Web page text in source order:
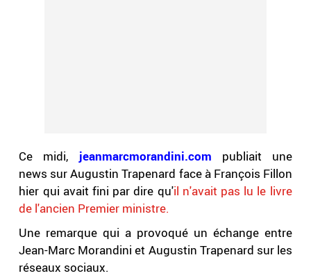
Ce midi, jeanmarcmorandini.com publiait une
news sur Augustin Trapenard face à François Fillon
hier qui avait fini par dire qu'il n'avait pas lu le livre
de l'ancien Premier ministre.
Une remarque qui a provoqué un échange entre
Jean-Marc Morandini et Augustin Trapenard sur les
réseaux sociaux.